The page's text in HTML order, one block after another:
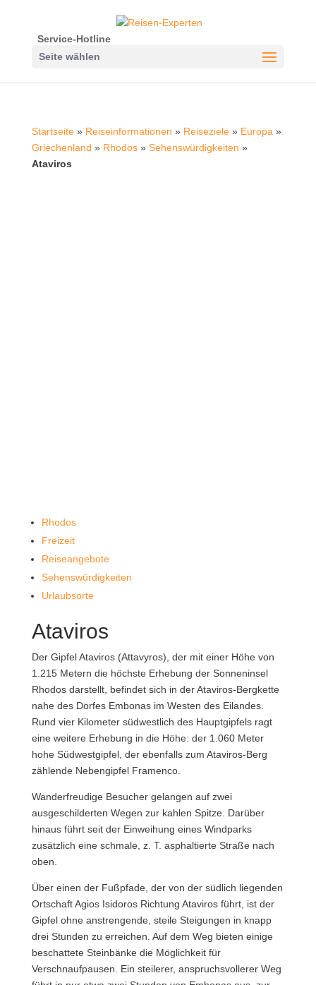
Service-Hotline
Seite wählen
Startseite» Reiseinformationen » Reiseziele» Europa »
Griechenland » Rhodos» Sehenswürdigkeiten »
Ataviros
Rhodos
Freizeit
Reiseangebote
Sehenswürdigkeiten
Urlaubsorte
Ataviros
Der Gipfel Ataviros (Attavyros), der mit einer Höhe von
1.215 Metern die höchste Erhebung der Sonneninsel
Rhodos darstellt, befindet sich in der Ataviros-Bergkette
nahe des Dorfes Embonas im Westen des Eilandes.
Rund vier Kilometer südwestlich des Hauptgipfels ragt
eine weitere Erhebung in die Höhe: der 1.060 Meter
hohe Südwestgipfel, der ebenfalls zum Ataviros-Berg
zählende Nebengipfel Framenco.
Wanderfreudige Besucher gelangen auf zwei
ausgeschilderten Wegen zur kahlen Spitze. Darüber
hinaus führt seit der Einweihung eines Windparks
zusätzlich eine schmale, z. T. asphaltierte Straße nach
oben.
Über einen der Fußpfade, der von der südlich liegenden
Ortschaft Agios Isidoros Richtung Ataviros führt, ist der
Gipfel ohne anstrengende, steile Steigungen in knapp
drei Stunden zu erreichen. Auf dem Weg bieten einige
beschattete Steinbänke die Möglichkeit für
Verschnaufpausen. Ein steilerer, anspruchsvollerer Weg